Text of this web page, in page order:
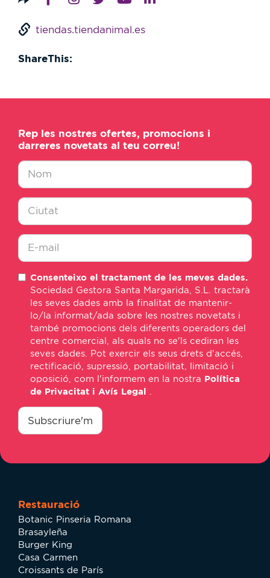
tiendas.tiendanimal.es
ShareThis:
Rep les nostres ofertes, promocions i
darreres novetats al teu correu!
Nombre
Ciudad
mail
Consenteixo el tractament de les meves dades.
Sociedad Gestora Santa Margarida, S.L. tractarà
les seves dades amb la finalitat de mantenir-
lo/la informat/ada sobre les nostres novetats i
també promocions dels diferents operadors del
centre comercial, als quals no se'ls cediran les
seves dades. Pot exercir els seus drets d'accés,
rectificació, supressió, portabilitat, limitació i
oposició, com l'informem en la nostra Política
de Privacitat i Avís Legal
consentimiento
Subscriure'm
Restauració
Botanic Pinseria Romana
Brasayleña
Burger King
Casa Carmen
Croissants de París